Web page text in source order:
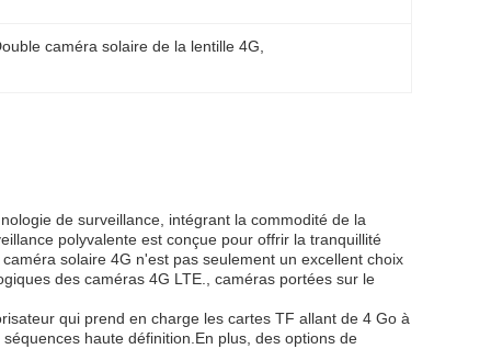
caméra solaire de la lentille 4G
de surveillance, intégrant la commodité de la
polyvalente est conçue pour offrir la tranquillité
solaire 4G n'est pas seulement un excellent choix
des caméras 4G LTE., caméras portées sur le
qui prend en charge les cartes TF allant de 4 Go à
haute définition.En plus, des options de